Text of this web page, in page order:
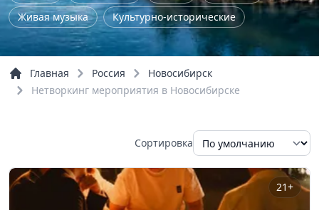
Живая музыка
Культурно-исторические
Лекция
Мастер-класс
Нетворкинг
Спектакли
Фестивали Школьные
Главная Россия
Новосибирск
Нетворкинг мероприятия в Новосибирске
Сортировка
21+